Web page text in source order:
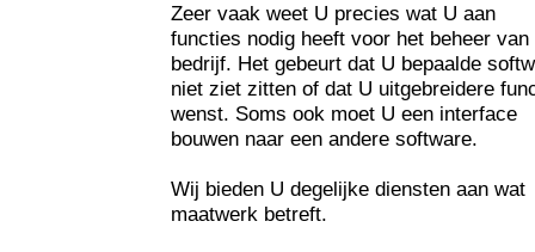
Zeer vaak weet U precies wat U aan
functies nodig heeft voor het beheer van
bedrijf. Het gebeurt dat U bepaalde
niet ziet zitten of dat U uitgebreidere
wenst. Soms ook moet U een interface
bouwen naar een andere software.
Wij bieden U degelijke diensten aan wat
maatwerk betreft.